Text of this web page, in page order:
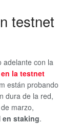
testnet
adelante con la
la testnet
están probando
dura de la red,
marzo,
en staking.